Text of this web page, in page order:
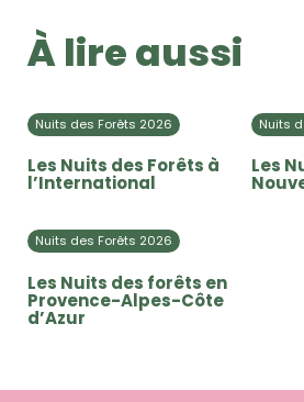
À lire aussi
Nuits des Forêts 2026
Les Nuits des Forêts à
l’International
Nuits
Les
Nuits des Forêts 2026
Les Nuits des forêts en
Provence-Alpes-Côte
d’Azur